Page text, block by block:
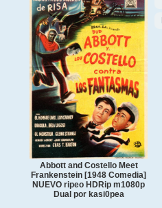
Abbott and Costello Meet
Frankenstein [1948 Comedia]
NUEVO ripeo HDRip m1080p
Dual por kasi0pea